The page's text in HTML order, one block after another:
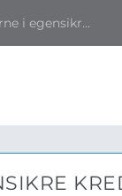
i egensikr...